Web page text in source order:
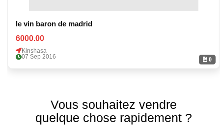
0
le vin baron de madrid
6000.00
Kinshasa
07 Sep 2016
Vous souhaitez vendre
quelque chose rapidement ?